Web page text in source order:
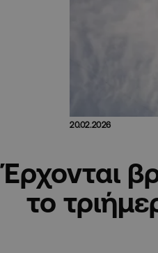
20.02.2026
Έρχονται
το